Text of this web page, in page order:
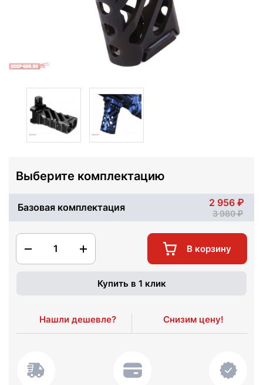
Выберите комплектацию
Базовая комплектация 2 956
3 980
1 В корзину
Купить в 1 клик
Нашли дешевле? Снизим цену!